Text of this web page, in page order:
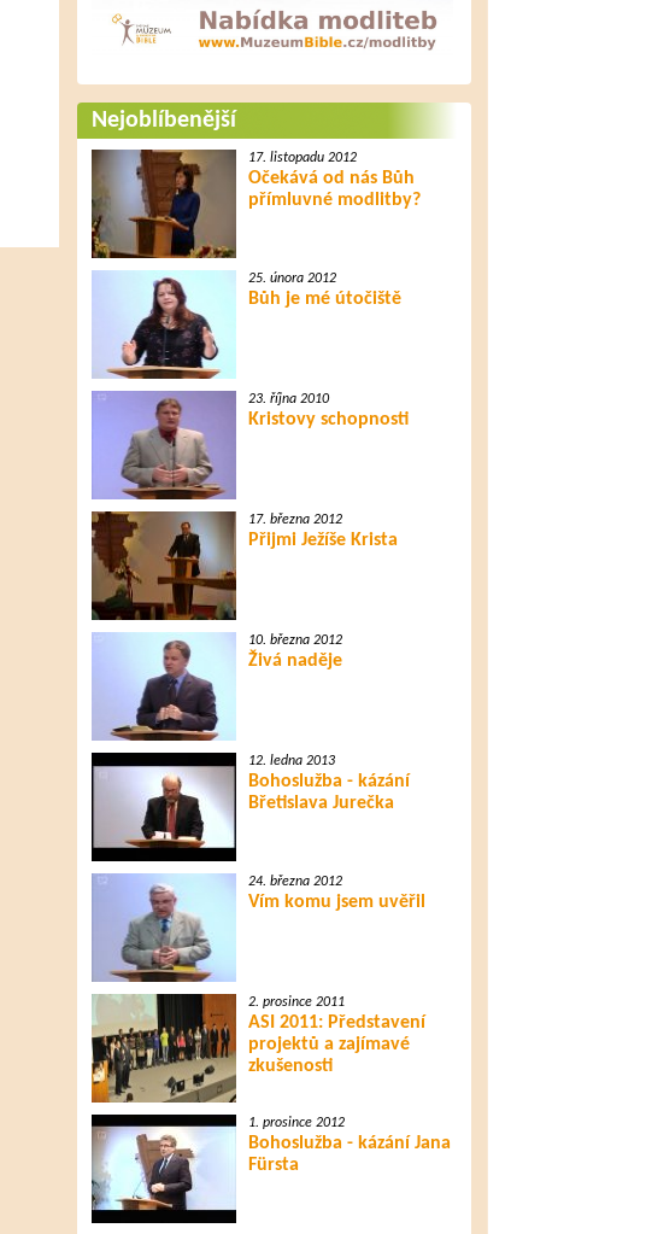
Nejoblíbenější
17. listopadu 2012
Očekává od nás Bůh
přímluvné modlitby?
25. února 2012
Bůh je mé útočiště
23. října 2010
Kristovy schopnosti
17. března 2012
Přijmi Ježíše Krista
10. března 2012
Živá naděje
12. ledna 2013
Bohoslužba - kázání
Břetislava Jurečka
24. března 2012
Vím komu jsem uvěřil
2. prosince 2011
ASI 2011: Představení
projektů a zajímavé
zkušenosti
1. prosince 2012
Bohoslužba - kázání Jana
Fürsta